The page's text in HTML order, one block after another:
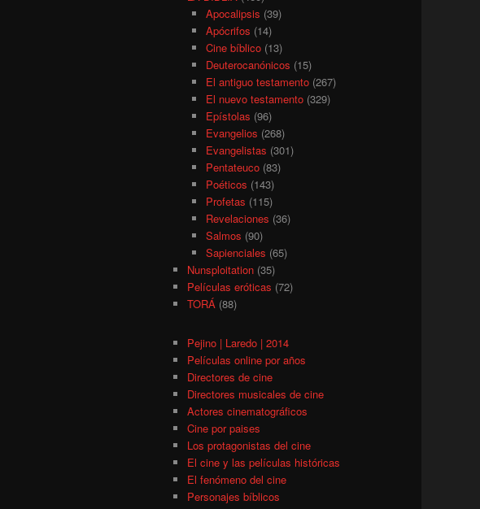
Apocalipsis (39)
Apócrifos (14)
Cine bíblico(13)
Deuterocanónicos (15)
El antiguo testamento(267)
El nuevo testamento(329)
Epístolas (96)
Evangelios (268)
Evangelistas (301)
Pentateuco(83)
Poéticos (143)
Profetas (115)
Revelaciones (36)
Salmos (90)
Sapienciales (65)
Nunsploitation (35)
Películas eróticas (72)
TORÁ (88)
Pejino | Laredo | 2014
Películas online por años
Directores de cine
Directores musicales de cine
Actores cinematográficos
Cine por paises
Los protagonistas del cine
El cine y las películas históricas
El fenómeno del cine
Personajes bíblicos